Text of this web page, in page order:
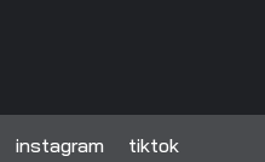
instagram tiktok